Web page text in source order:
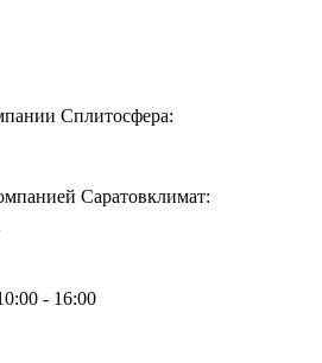
Сплитосфера:
Саратовклимат:
- 16:00